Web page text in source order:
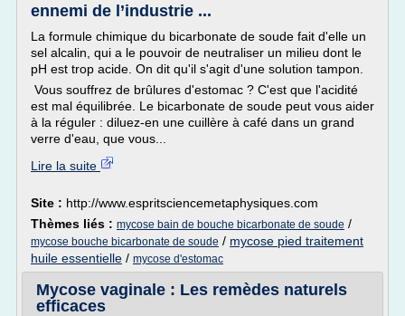
ennemi de l’industrie ...
La formule chimique du bicarbonate de soude fait d'elle un
sel alcalin, qui a le pouvoir de neutraliser un milieu dont le
pH est trop acide. On dit qu'il s'agit d'une solution tampon.
Vous souffrez de brûlures d'estomac ? C'est que l'acidité
est mal équilibrée. Le bicarbonate de soude peut vous aider
à la réguler : diluez-en une cuillère à café dans un grand
verre d'eau, que vous...
Lire la suite
Site : http://www.espritsciencemetaphysiques.com
Thèmes liés : mycose bain de bouche bicarbonate de soude /
mycose bouche bicarbonate de soude / mycose pied traitement
huile essentielle / mycose d'estomac
Mycose vaginale : Les remèdes naturels
efficaces